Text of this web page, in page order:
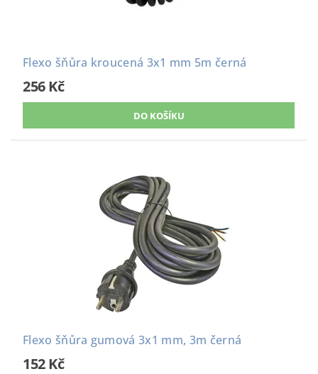
Flexo šňůra kroucená 3x1 mm 5m černá
256 Kč
Flexo šňůra gumová 3x1 mm, 3m černá
152 Kč